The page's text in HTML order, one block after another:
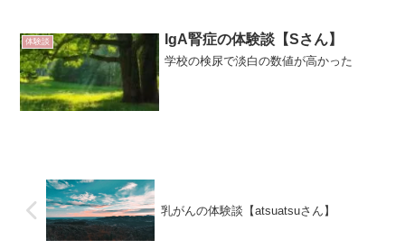
体験談 IgA腎症の体験談【Sさん】
学校の検尿で淡白の数値が高かった
乳がんの体験談【atsuatsuさん】